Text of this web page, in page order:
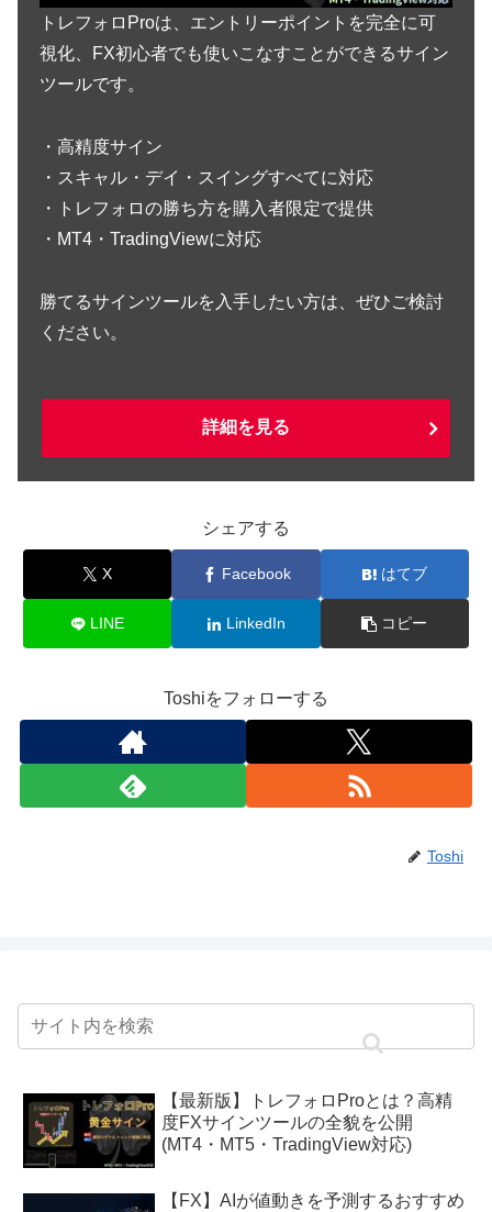
トレフォロProは、エントリーポイントを完全に可
視化、FX初心者でも使いこなすことができるサイン
ツールです。
・高精度サイン
・スキャル・デイ・スイングすべてに対応
・トレフォロの勝ち方を購入者限定で提供
・MT4・TradingViewに対応
勝てるサインツールを入手したい方は、ぜひご検討
ください。
詳細を見る
シェアする
X Facebook はてブ
LINE LinkedIn コピー
Toshiをフォローする
Toshi
【最新版】トレフォロProとは？高精
度FXサインツールの全貌を公開
(MT4・MT5・TradingView対応)
【FX】AIが値動きを予測するおすすめ